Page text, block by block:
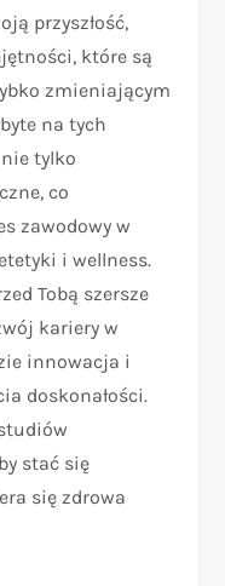
przyszłość,
które są
zmieniającym
na tych
tylko
co
zawodowy w
i wellness.
Tobą szersze
kariery w
innowacja i
doskonałości.
stać się
się zdrowa